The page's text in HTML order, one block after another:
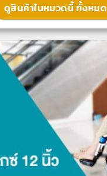
ดูสินค้าในหมวดนี้ ทั้งหม